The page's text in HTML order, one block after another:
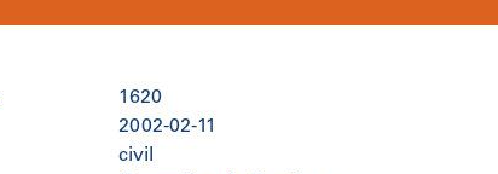
1620
2002-02-11
civil